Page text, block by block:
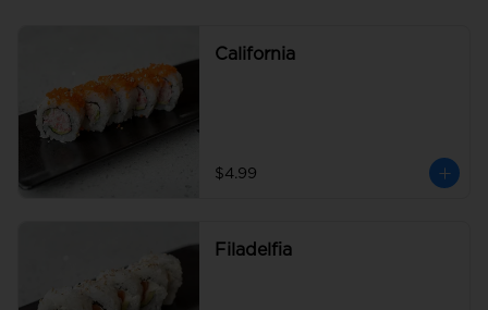
California
$4.99
Filadelfia